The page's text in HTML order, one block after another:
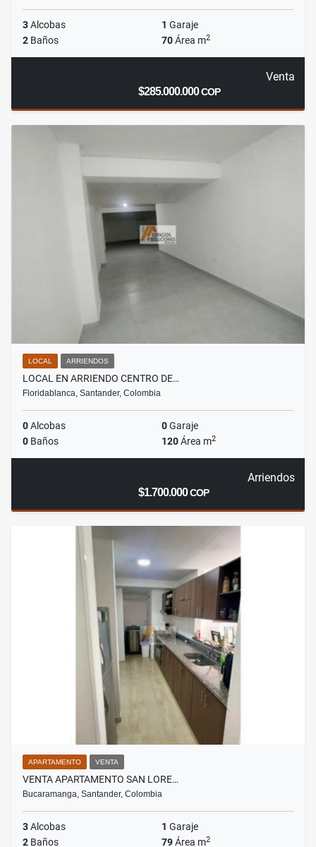
3Alcobas 1 Garaje
2 Baños 70Área m2
Venta
$285.000.000COP
LOCAL ARRIENDOS
LOCAL EN ARRIENDO CENTRO DE…
Floridablanca, Santander, Colombia
0Alcobas 0Garaje
0 Baños 120Área m2
Arriendos
$1.700.000COP
APARTAMENTO VENTA
VENTA APARTAMENTO SAN LORE…
Bucaramanga, Santander, Colombia
3Alcobas 1 Garaje
2 Baños 79Área m2